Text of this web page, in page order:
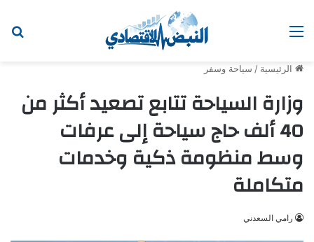
القائمة
الرئيسية / سياحة وسفر
وزارة السياحة تتابع تصعيد أكثر من
40 ألف حاج سياحة إلى عرفات
وسط منظومة ذكية وخدمات
متكاملة
رامي السعدني